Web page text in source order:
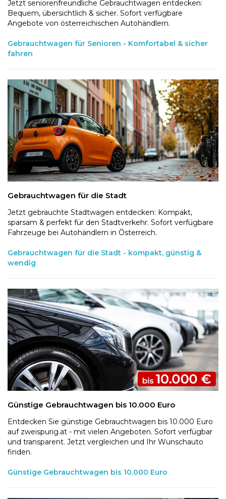
Jetzt seniorenfreundliche Gebrauchtwagen entdecken:
Bequem, übersichtlich & sicher. Sofort verfügbare
Angebote von österreichischen Autohändlern.
Gebrauchtwagen für Senioren - Komfortabel & sicher
fahren
Gebrauchtwagen für die Stadt
Jetzt gebrauchte Stadtwagen entdecken: Kompakt,
sparsam & perfekt für den Stadtverkehr. Sofort verfügbare
Fahrzeuge bei Autohändlern in Österreich.
Gebrauchtwagen für die Stadt - kompakt, günstig &
wendig
Günstige Gebrauchtwagen bis 10.000 Euro
Entdecken Sie günstige Gebrauchtwagen bis 10.000 Euro
auf zweispurig.at - mit vielen Angeboten. Sofort verfügbar
und transparent. Jetzt vergleichen und Ihr Wunschauto
finden.
Günstige Gebrauchtwagen bis 10.000 Euro